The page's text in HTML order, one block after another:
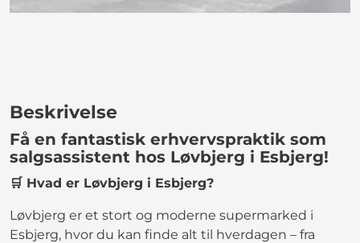
Beskrivelse
Få en fantastisk erhvervspraktik som
salgsassistent hos Løvbjerg i Esbjerg!
🛒 Hvad er Løvbjerg i Esbjerg?
Løvbjerg er et stort og moderne supermarked i
Esbjerg, hvor du kan finde alt til hverdagen – fra